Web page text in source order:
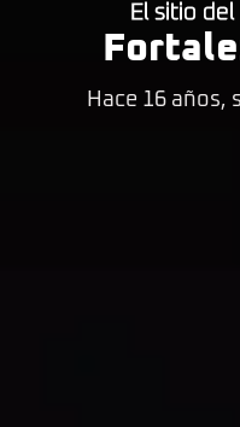
El sitio
Hace 16 años,